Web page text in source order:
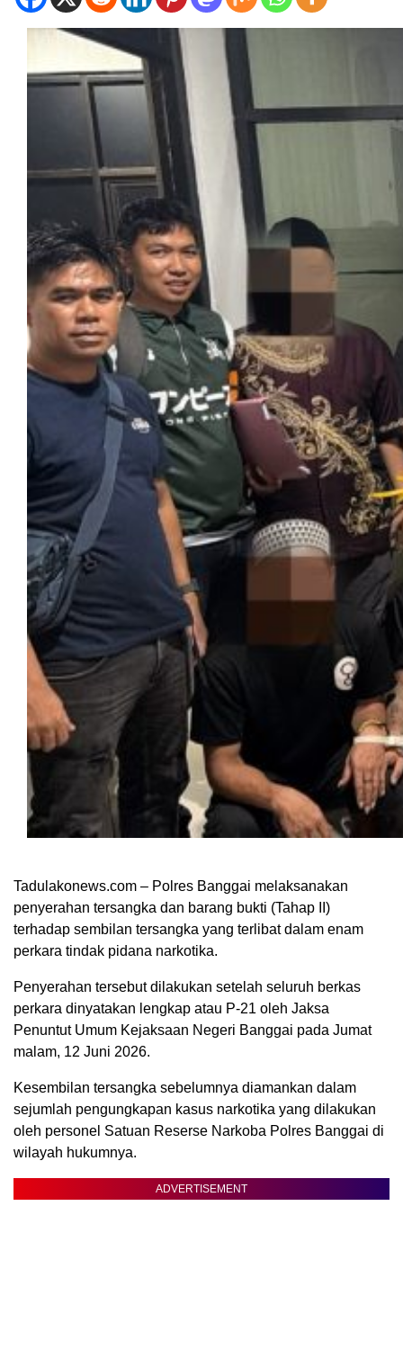
Tadulakonews.com – Polres Banggai melaksanakan
penyerahan tersangka dan barang bukti (Tahap II)
terhadap sembilan tersangka yang terlibat dalam enam
perkara tindak pidana narkotika.
Penyerahan tersebut dilakukan setelah seluruh berkas
perkara dinyatakan lengkap atau P-21 oleh Jaksa
Penuntut Umum Kejaksaan Negeri Banggai pada Jumat
malam, 12 Juni 2026.
Kesembilan tersangka sebelumnya diamankan dalam
sejumlah pengungkapan kasus narkotika yang dilakukan
oleh personel Satuan Reserse Narkoba Polres Banggai di
wilayah hukumnya.
ADVERTISEMENT